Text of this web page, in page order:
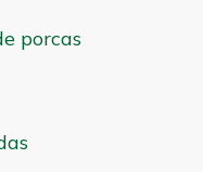
porcas